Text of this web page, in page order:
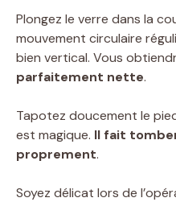
Plongez le verre dans la
mouvement circulaire
bien vertical. Vous
parfaitement nette.
Tapotez doucement le
est magique. Il fait
proprement.
Soyez délicat lors de